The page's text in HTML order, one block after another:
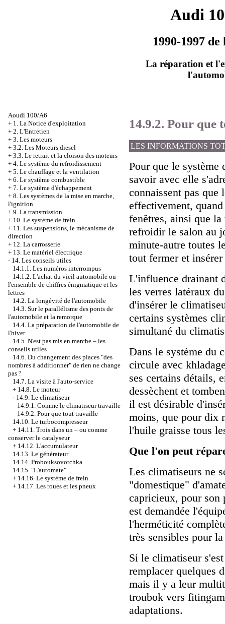
Audi
1990-1997
La réparation et
Aoudi 100/A6
+ 1. La Notice d'exploitation
+ 2. L'Entretien
+ 3. Les moteurs
+ 3.2. Les Moteurs diesel
+ 3.3. Le retrait et la cloison des moteurs
+ 4. Le système du refroidissement
+ 5. Le chauffage et la ventilation
+ 6. Le système combustible
+ 7. Le système d'échappement
+ 8. Les systèmes de la mise en marche,
l'ignition
+ 9. La transmission
+ 10. Le système de frein
+ 11. Les suspensions, le mécanisme de
direction
+ 12. La carrosserie
+ 13. Le matériel électrique
- 14. Les conseils utiles
14.1.1. Les numéros interrompus
14.1.2. L'achat du vieil automobile ou
l'ensemble de chiffres énigmatique et les
lettres
14.2. La longévité de l'automobile
14.3. Sur le parallélisme des ponts de
l'automobile et la remorque
14.4. La préparation de l'automobile de
l'hiver
14.5. N'est pas mis en marche – les
conseils utiles
14.6. Du changement des places "des
nombres à additionner" de rien ne change
pas ?
14.7. La visite à l'auto-service
+ 14.8. Le moteur
- 14.9. Le climatiseur
14.9.1. Comme le climatiseur travaille
14.9.2. Pour que tout travaille
14.10. Le turbocompresseur
+ 14.11. Trois dans un – ou comme
conserver le catalyseur
+ 14.12. L'accumulateur
14.13. Le générateur
14.14. Probouksovotchka
14.15. "L'automate"
+ 14.16. Le système de frein
+ 14.17. Les roues et les pneux
14.9.2. Pour que
LES INFORMATIONS
Pour que le
savoir avec elle
connaissent pas
effectivement,
fenêtres, ainsi que
refroidir le salon au
minute-autre toutes
tout fermer et
L'influence drainant
les verres latéraux
d'insérer le
certains systèmes
simultané du
Dans le système du
circule avec
ses certains détails,
dessèchent et
il est désirable
moins, que pour dix
l'huile graisse tous
Que l'on peut
Les climatiseurs ne
"domestique"
capricieux, pour son
est demandée
l'herméticité
très sensibles pour
Si le climatiseur
remplacer quelques
mais il y a leur
troubok vers
adaptations.